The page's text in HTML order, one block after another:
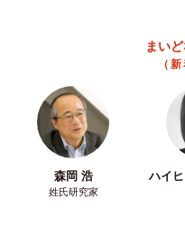
まい
（
森岡 浩
姓氏研究家
ハイ